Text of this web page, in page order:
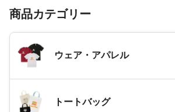
商品カテゴリー
ウェア・アパレル
トートバッグ